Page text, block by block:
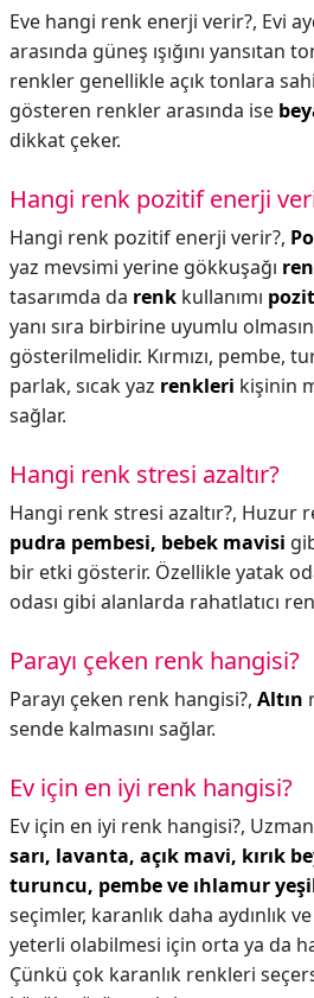
Eve hangi renk enerji verir?, Evi
arasında güneş ışığını yansıtan
renkler genellikle açık tonlara
gösteren renkler arasında ise
dikkat çeker.
Hangi renk pozitif enerji
Hangi renk pozitif enerji verir?,
yaz mevsimi yerine gökkuşağı
tasarımda da renk kullanımı
yanı sıra birbirine uyumlu
gösterilmelidir. Kırmızı, pembe,
parlak, sıcak yaz renkleri kişinin
sağlar.
Hangi renk stresi azaltır?
Hangi renk stresi azaltır?, Huzur
pudra pembesi, bebek mavisi
bir etki gösterir. Özellikle yatak
odası gibi alanlarda rahatlatıcı
Parayı çeken renk hangisi?
Parayı çeken renk hangisi?, Altın
sende kalmasını sağlar.
Ev için en iyi renk hangisi?
Ev için en iyi renk hangisi?,
sarı, lavanta, açık mavi, kırık
turuncu, pembe ve ıhlamur
seçimler, karanlık daha aydınlık
yeterli olabilmesi için orta ya da
Çünkü çok karanlık renkleri